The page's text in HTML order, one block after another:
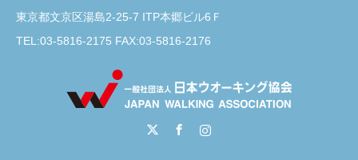
東京都文京区湯島2-25-7 ITP本郷ビル6Ｆ
TEL:03-5816-2175 FAX:03-5816-2176